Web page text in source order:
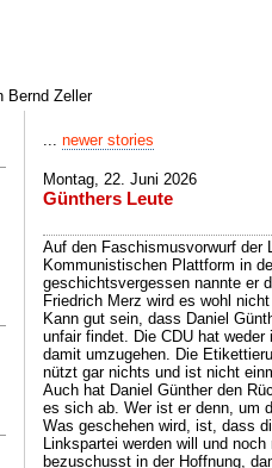
Bernd Zeller
... newer stories
Montag, 22. Juni 2026
Günthers Leute
Auf den Faschismusvorwurf der
Kommunistischen Plattform in
geschichtsvergessen nannte er
Friedrich Merz wird es wohl
Kann gut sein, dass Daniel
unfair findet. Die CDU hat
damit umzugehen. Die
nützt gar nichts und ist nicht
Auch hat Daniel Günther den
es sich ab. Wer ist er denn, um
Was geschehen wird, ist, dass
Linkspartei werden will und
bezuschusst in der Hoffnung,